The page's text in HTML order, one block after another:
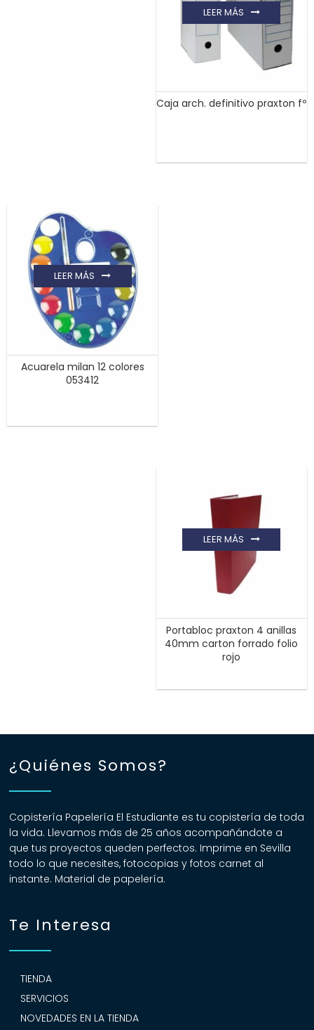
Caja arch. definitivo praxton fº
LEER MÁS
Acuarela milan 12 colores
053412
LEER MÁS
Portabloc praxton 4 anillas
40mm carton forrado folio
rojo
LEER MÁS
¿Quiénes Somos?
Copistería Papelería El Estudiante es tu copistería de toda
la vida. Llevamos más de 25 años acompañándote a
que tus proyectos queden perfectos. Imprime en Sevilla
todo lo que necesites, fotocopias y fotos carnet al
instante. Material de papelería.
Te Interesa
TIENDA
SERVICIOS
NOVEDADES EN LA TIENDA